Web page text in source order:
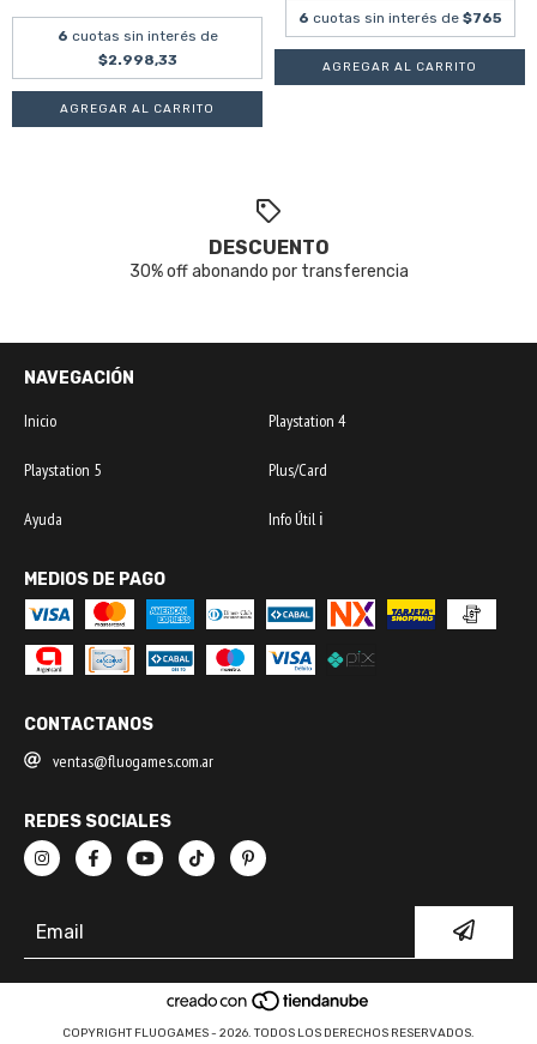
6 cuotas sin interés de
$2.998,33
6 cuotas sin interés de $765
DESCUENTO
30% off abonando por transferencia
NAVEGACIÓN
Inicio Playstation 4
Playstation 5 Plus/Card
Ayuda Info Útil ℹ️
MEDIOS DE PAGO
CONTACTANOS
ventas@fluogames.com.ar
REDES SOCIALES
COPYRIGHT FLUOGAMES - 2026. TODOS LOS DERECHOS RESERVADOS.